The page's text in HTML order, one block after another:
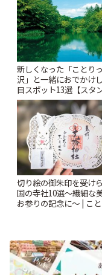
新しくなった「ことり
沢」と一緒におでかけ
目スポット13選【スタ
ー開催中】 | ことりっぷ
切り絵の御朱印を受け
国の寺社10選〜繊細な
お参りの記念に〜 | こ